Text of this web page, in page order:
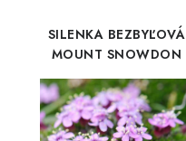
SILENKA BEZBYĽOVÁ
MOUNT SNOWDON